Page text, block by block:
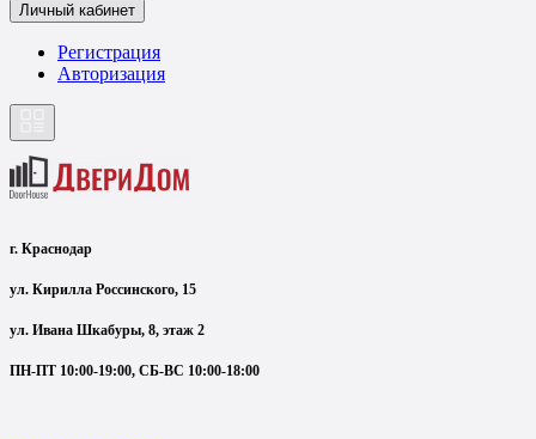
Личный кабинет
Регистрация
Авторизация
г. Краснодар
ул. Кирилла Россинского, 15
ул. Ивана Шкабуры, 8, этаж 2
ПН-ПТ 10:00-19:00, СБ-ВС 10:00-18:00